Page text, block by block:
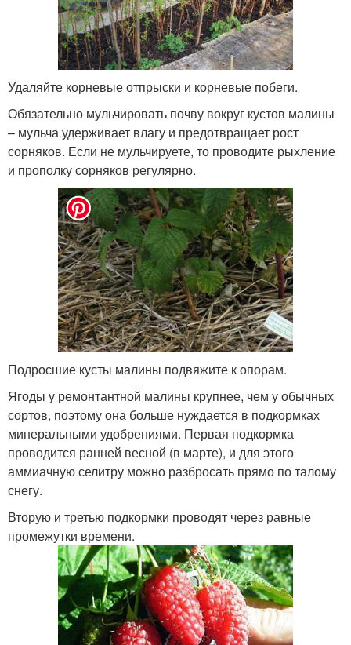
Удаляйте корневые отпрыски и корневые побеги.
Обязательно мульчировать почву вокруг кустов малины
– мульча удерживает влагу и предотвращает рост
сорняков. Если не мульчируете, то проводите рыхление
и прополку сорняков регулярно.
Подросшие кусты малины подвяжите к опорам.
Ягоды у ремонтантной малины крупнее, чем у обычных
сортов, поэтому она больше нуждается в подкормках
минеральными удобрениями. Первая подкормка
проводится ранней весной (в марте), и для этого
аммиачную селитру можно разбросать прямо по талому
снегу.
Вторую и третью подкормки проводят через равные
промежутки времени.